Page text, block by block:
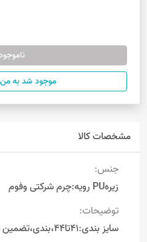
موجود شد به من
مشخصات کالا
جنس:
زیرهPU رویه:چرم شرکتی وفوم
توضیحات:
سایز بندی:41تا44،بندی،تضمین کیفیت